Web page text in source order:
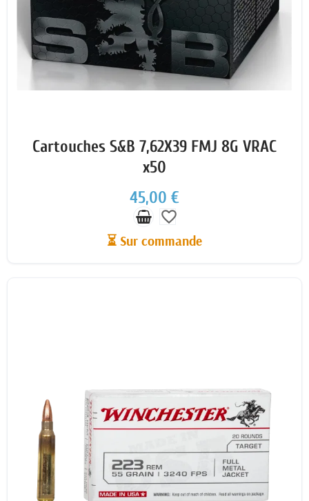
Cartouches S&B 7,62X39 FMJ 8G VRAC
x50
45,00 €
favorite_border
⏳ Sur commande